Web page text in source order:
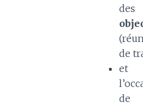
des
de
de